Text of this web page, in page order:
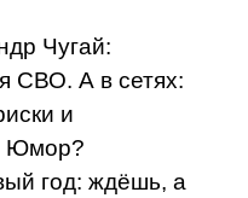
Чугай:
СВО. А в сетях:
и
Юмор?
год: ждёшь, а